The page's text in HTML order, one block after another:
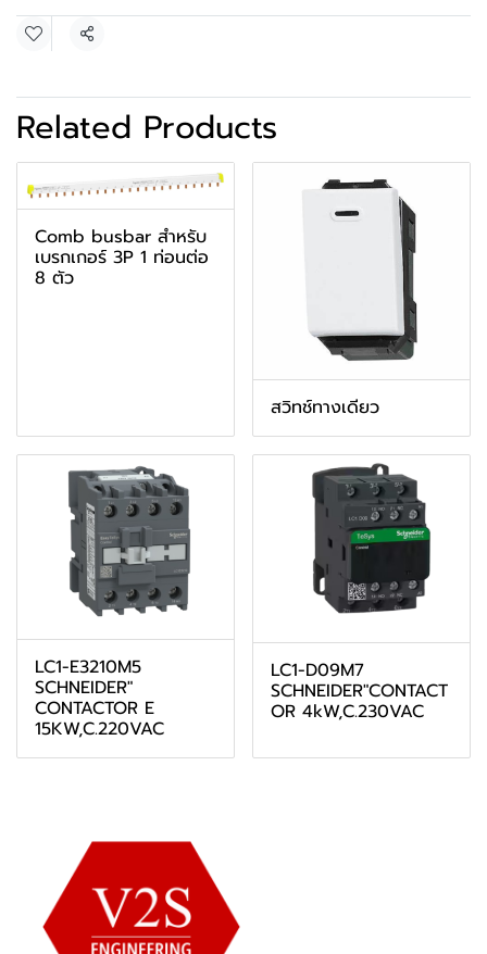
Share
Related Products
Comb busbar สำหรับ
เบรกเกอร์ 3P 1 ท่อนต่อ
8 ตัว
สวิทช์ทางเดียว
LC1-E3210M5
SCHNEIDER"
CONTACTOR E
15KW,C.220VAC
LC1-D09M7
SCHNEIDER"CONTACT
OR 4kW,C.230VAC